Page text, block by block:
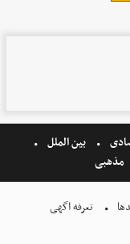
بین الملل
مذهبی
تعرفه اگهی